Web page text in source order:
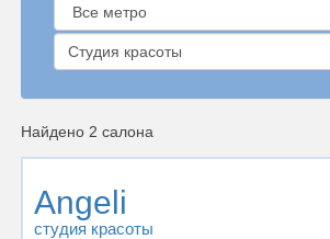
Студия красоты
Найдено 2 салона
Angeli
студия красоты